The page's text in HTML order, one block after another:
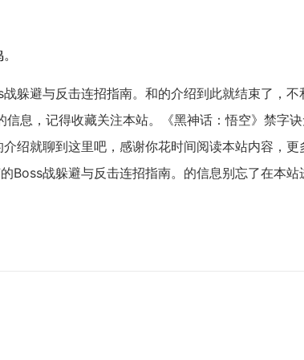
躲避与反击连招指南。和的介绍到此就结束了，不
息，记得收藏关注本站。《黑神话：悟空》禁字
绍就聊到这里吧，感谢你花时间阅读本站内容，更
Boss战躲避与反击连招指南。的信息别忘了在本站